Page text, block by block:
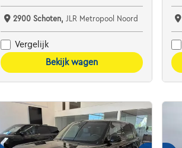
2900 Schoten, JLR Metropool Noord
Vergelijk
Bekijk wagen